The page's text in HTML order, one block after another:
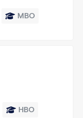
MBO
HBO